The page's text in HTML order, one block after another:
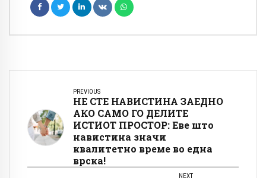
PREVIOUS
НЕ СТЕ НАВИСТИНА ЗАЕДНО
АКО САМО ГО ДЕЛИТЕ
ИСТИОТ ПРОСТОР: Еве што
навистина значи
квалитетно време во една
врска!
NEXT